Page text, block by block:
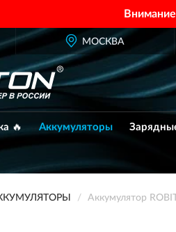
МОСКВА
🔥 Аккумуляторы
Аккумулятор